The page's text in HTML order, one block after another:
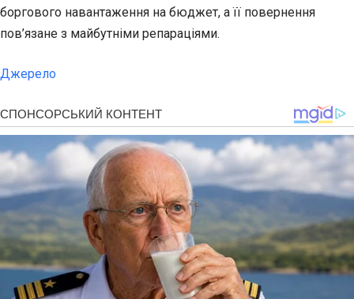
боргового навантаження на бюджет, а її повернення
пов’язане з майбутніми репараціями.
Джерело